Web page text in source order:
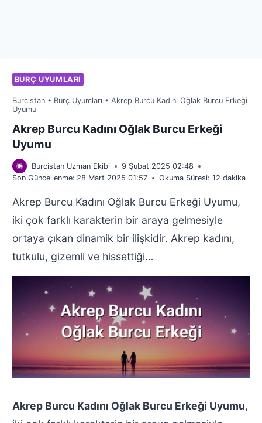
BURÇ UYUMLARI
Burcistan• Burç Uyumları • Akrep Burcu Kadını Oğlak Burcu Erkeği
Uyumu
Akrep Burcu Kadını Oğlak Burcu Erkeği
Uyumu
Burcistan Uzman Ekibi
9 Şubat 2025 02:48
Son Güncellenme: 28 Mart 2025 01:57 Okuma Süresi: 12 dakika
Akrep Burcu Kadını Oğlak Burcu Erkeği Uyumu,
iki çok farklı karakterin bir araya gelmesiyle
ortaya çıkan dinamik bir ilişkidir. Akrep kadını,
tutkulu, gizemli ve hissettiği…
Akrep Burcu Kadını Oğlak Burcu Erkeği Uyumu,